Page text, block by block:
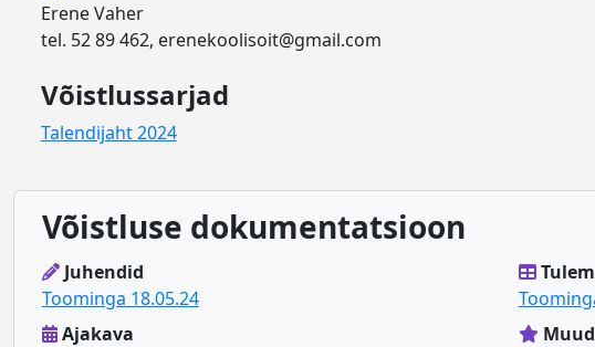
Erene Vaher
tel. 52 89 462, erenekoolisoit@gmail.com
Võistlussarjad
Talendijaht 2024
Võistluse dokumentatsioon
Juhendid
Toominga 18.05.24
Ajakava
Muud